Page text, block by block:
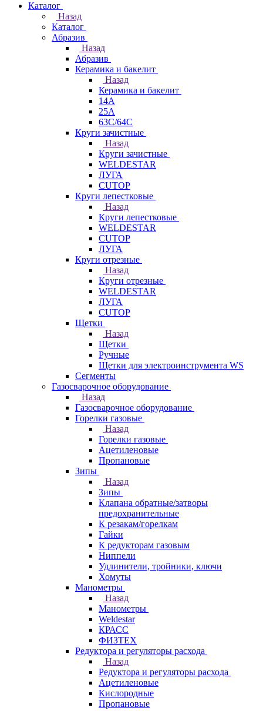
Каталог
Назад
Каталог
Абразив
Назад
Абразив
Керамика и бакелит
Назад
Керамика и бакелит
14А
25А
63С/64С
Круги зачистные
Назад
Круги зачистные
WELDESTAR
ЛУГА
CUTOP
Круги лепестковые
Назад
Круги лепестковые
WELDESTAR
CUTOP
ЛУГА
Круги отрезные
Назад
Круги отрезные
WELDESTAR
ЛУГА
CUTOP
Щетки
Назад
Щетки
Ручные
Щетки для электроинструмента WS
Сегменты
Газосварочное оборудование
Назад
Газосварочное оборудование
Горелки газовые
Назад
Горелки газовые
Ацетиленовые
Пропановые
Зипы
Назад
Зипы
Клапана обратные/затворы
предохранительные
К резакам/горелкам
Гайки
К редукторам газовым
Ниппели
Удлинители, тройники, ключи
Хомуты
Манометры
Назад
Манометры
Weldestar
КРАСС
ФИЗТЕХ
Редуктора и регуляторы расхода
Назад
Редуктора и регуляторы расхода
Ацетиленовые
Кислородные
Пропановые